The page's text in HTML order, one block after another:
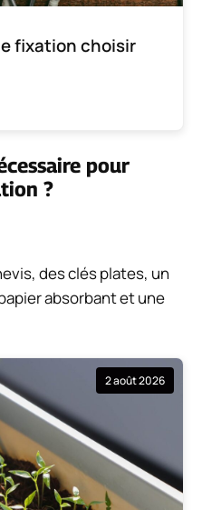
fixation choisir
pour
?
des clés plates, un
absorbant et une
2 août 2026